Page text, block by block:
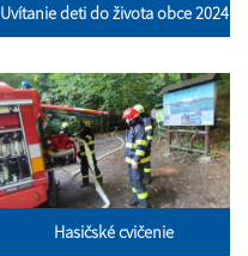
Uvítanie deti do života obce 2024
Hasičské cvičenie